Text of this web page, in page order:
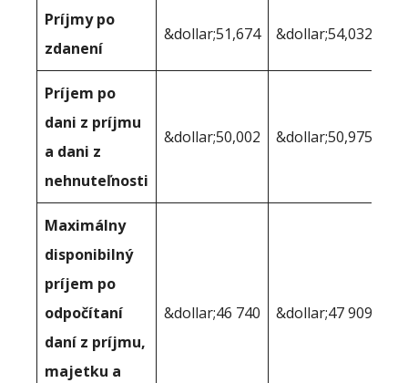
Príjmy po
zdanení
&dollar;51,674 &dollar;54,032
Príjem po
dani z príjmu
a dani z
nehnuteľnosti
&dollar;50,002 &dollar;50,975
Maximálny
disponibilný
príjem po
odpočítaní
daní z príjmu,
majetku a
&dollar;46 740 &dollar;47 909